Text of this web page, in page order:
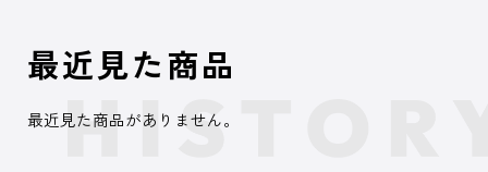
最近見た商品
最近見た商品がありません。